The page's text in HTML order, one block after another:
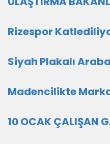
Rizespor
Siyah Plakalı
Madencilikte
10 OCAK ÇALIŞAN